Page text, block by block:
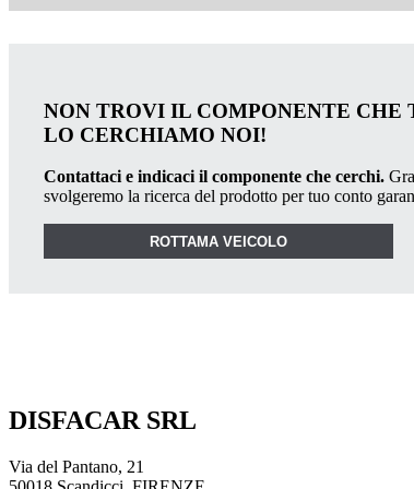
NON TROVI IL COMPONENTE CHE
LO CERCHIAMO NOI!
Contattaci e indicaci il componente che cerchi.
svolgeremo la ricerca del prodotto per tuo conto
ROTTAMA VEICOLO
DISFACAR SRL
Via del Pantano, 21